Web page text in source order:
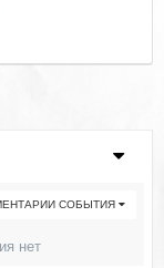
СОБЫТИЯ
нет